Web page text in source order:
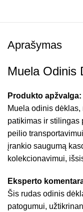
Aprašymas
Muela Odinis
Produkto apžvalga:
Muela odinis
patikimas ir stilingas
peilio
įrankio saugumą
kolekcionavimui,
Eksperto
Šis rudas odinis
patogumui,